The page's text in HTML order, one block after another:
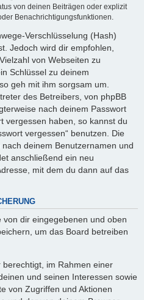
von deinen Beiträgen oder explizit
Benachrichtigungsfunktionen.
Verschlüsselung (Hash)
Jedoch wird dir empfohlen,
von Webseiten zu
Schlüssel zu deinem
geh mit ihm sorgsam um.
des Betreibers, von phpBB
nach deinem Passwort
vergessen haben, so kannst du
vergessen“ benutzen. Die
deinem Benutzernamen und
anschließend ein neu
mit dem du dann auf das
dir eingegebenen und oben
um das Board betreiben
im Rahmen einer
und seinen Interessen sowie
von Zugriffen und Aktionen